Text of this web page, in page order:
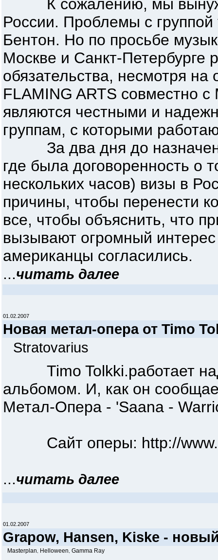
К сожалению, мы
России. Проблемы с группой
Бентон. Но по просьбе
Москве и Санкт-Петербурге
обязательства, несмотря
FLAMING ARTS совместно
являются честными и
группам, с которыми
За два дня до
где была договоренность о
нескольких часов) визы в
причины, чтобы перенести
все, чтобы объяснить, что
вызывают огромный
американцы согласились.
...читать далее
01.02.2007
Новая метал-опера от Timo
Stratovarius
Timo Tolkki.работает
альбомом. И, как он
Метал-Опера - 'Saana -
Сайт оперы: http://
...читать далее
01.02.2007
Grapow, Hansen, Kiske -
Masterplan Helloween Gamma Ray